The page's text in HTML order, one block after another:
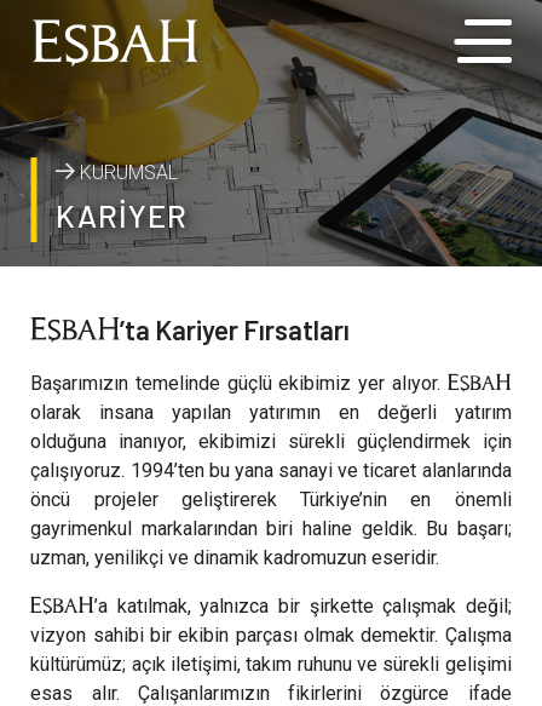
KURUMSAL
KARİYER
’ta Kariyer Fırsatları
Başarımızın temelinde güçlü ekibimiz yer alıyor.
olarak insana yapılan yatırımın en değerli yatırım
olduğuna inanıyor, ekibimizi sürekli güçlendirmek için
çalışıyoruz. 1994’ten bu yana sanayi ve ticaret alanlarında
öncü projeler geliştirerek Türkiye’nin en önemli
gayrimenkul markalarından biri haline geldik. Bu başarı;
uzman, yenilikçi ve dinamik kadromuzun eseridir.
’a katılmak, yalnızca bir şirkette çalışmak değil;
vizyon sahibi bir ekibin parçası olmak demektir. Çalışma
kültürümüz; açık iletişimi, takım ruhunu ve sürekli gelişimi
esas alır. Çalışanlarımızın fikirlerini özgürce ifade